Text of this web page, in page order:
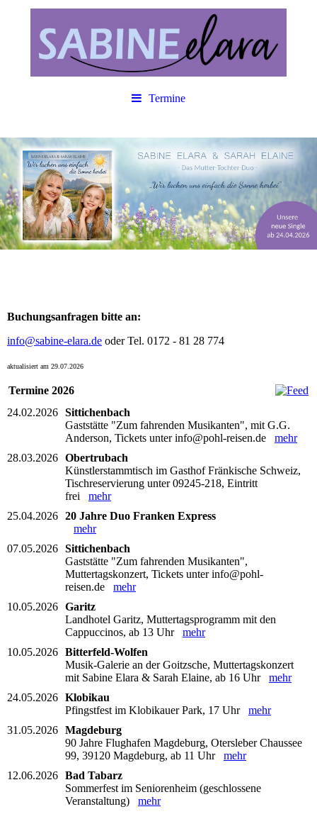
Termine
Buchungsanfragen bitte an:
info@sabine-elara.de oder Tel. 0172 - 81 28 774
aktualisiert am 29.07.2026
Termine 2026
24.02.2026 Sittichenbach
Gaststätte "Zum fahrenden Musikanten", mit G.G.
Anderson, Tickets unter info@pohl-reisen.de mehr
28.03.2026 Obertrubach
Künstlerstammtisch im Gasthof Fränkische Schweiz,
Tischreservierung unter 09245-218, Eintritt
frei mehr
25.04.2026 20 Jahre Duo Franken Express
mehr
07.05.2026 Sittichenbach
Gaststätte "Zum fahrenden Musikanten",
Muttertagskonzert, Tickets unter info@pohl-
reisen.de mehr
10.05.2026 Garitz
Landhotel Garitz, Muttertagsprogramm mit den
Cappuccinos, ab 13 Uhr mehr
10.05.2026 Bitterfeld-Wolfen
Musik-Galerie an der Goitzsche, Muttertagskonzert
mit Sabine Elara & Sarah Elaine, ab 16 Uhr mehr
24.05.2026 Klobikau
Pfingstfest im Klobikauer Park, 17 Uhr mehr
31.05.2026 Magdeburg
90 Jahre Flughafen Magdeburg, Otersleber Chaussee
99, 39120 Magdeburg, ab 11 Uhr mehr
12.06.2026 Bad Tabarz
Sommerfest im Seniorenheim (geschlossene
Veranstaltung) mehr